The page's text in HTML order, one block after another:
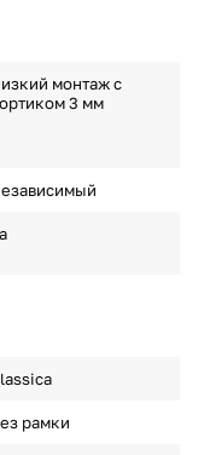
монтаж с
3 мм
рамки